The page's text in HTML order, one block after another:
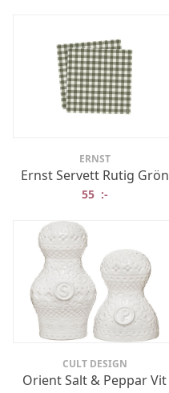
ERNST
Ernst Servett Rutig Grön
55 :-
CULT DESIGN
Orient Salt & Peppar Vit